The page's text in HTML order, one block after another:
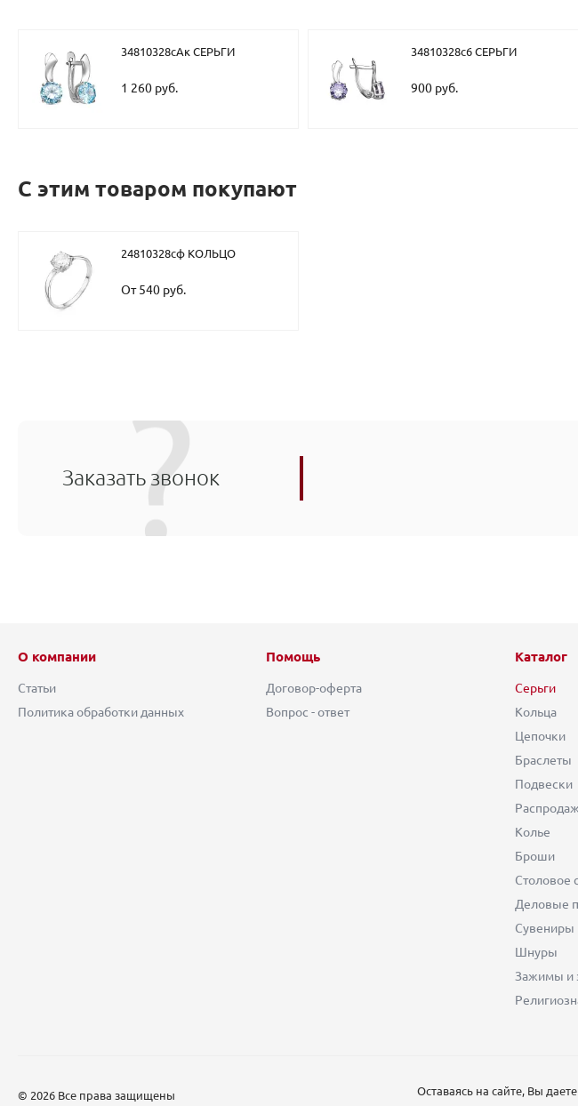
34810328сАк СЕРЬГИ
1 260 руб.
34810328с6 СЕРЬГИ
900 руб.
С этим товаром покупают
24810328сф КОЛЬЦО
От 540 руб.
Заказать звонок
О компании
Статьи
Политика обработки данных
Помощь
Договор-оферта
Вопрос - ответ
Каталог
Серьги
Кольца
Цепочки
Браслеты
Подвески
Колье
Броши
Столовое
Деловые
Сувениры
Шнуры
Зажимы и
© 2026 Все права защищены
Оставаясь на сайте, Вы